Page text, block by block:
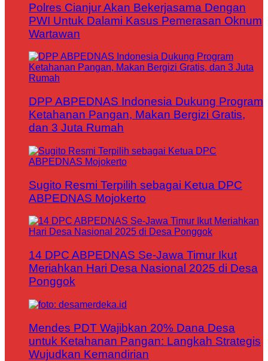
Polres Cianjur Akan Bekerjasama Dengan
PWI Untuk Dalami Kasus Pemerasan Oknum
Wartawan
DPP ABPEDNAS Indonesia Dukung Program
Ketahanan Pangan, Makan Bergizi Gratis,
dan 3 Juta Rumah
Sugito Resmi Terpilih sebagai Ketua DPC
ABPEDNAS Mojokerto
14 DPC ABPEDNAS Se-Jawa Timur Ikut
Meriahkan Hari Desa Nasional 2025 di Desa
Ponggok
Mendes PDT Wajibkan 20% Dana Desa
untuk Ketahanan Pangan: Langkah Strategis
Wujudkan Kemandirian